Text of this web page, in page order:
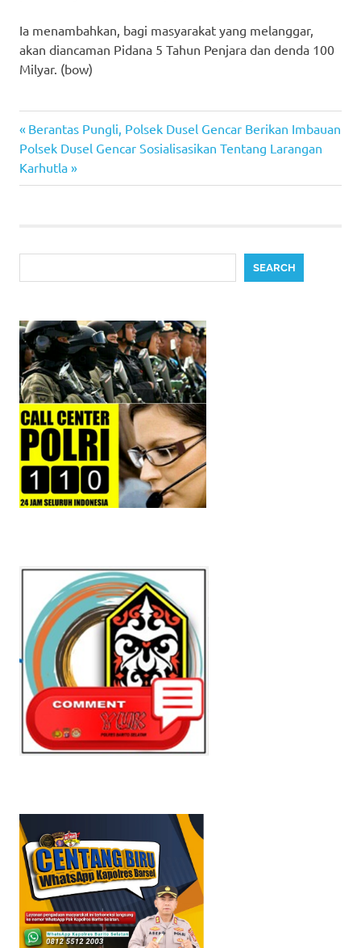
Ia menambahkan, bagi masyarakat yang melanggar,
akan diancaman Pidana 5 Tahun Penjara dan denda 100
Milyar. (bow)
Post
navigation
Previous
Post:
Berantas Pungli, Polsek Dusel Gencar Berikan Imbauan
Next
Post:
Polsek Dusel Gencar Sosialisasikan Tentang Larangan
Karhutla
SEARCH